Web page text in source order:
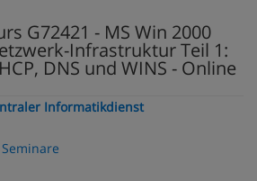
G72421 - MS Win 2000
Infrastruktur Teil 1:
DNS und WINS - Online
Informatikdienst